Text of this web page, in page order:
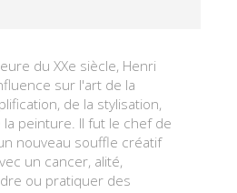
du XXe siècle, Henri
sur l'art de la
de la stylisation,
peinture. Il fut le chef de
nouveau souffle créatif
un cancer, alité,
ou pratiquer des